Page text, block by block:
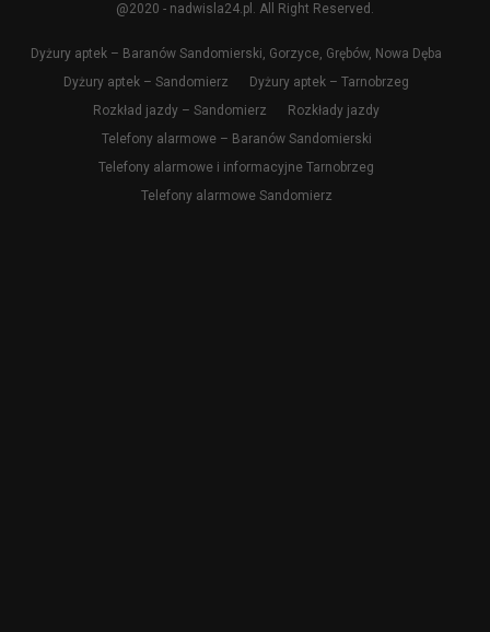
@2020 - nadwisla24.pl. All Right Reserved.
Dyżury aptek – Baranów Sandomierski, Gorzyce, Grębów, Nowa Dęba
Dyżury aptek – Sandomierz
Dyżury aptek – Tarnobrzeg
Rozkład jazdy – Sandomierz
Rozkłady jazdy
Telefony alarmowe – Baranów Sandomierski
Telefony alarmowe i informacyjne Tarnobrzeg
Telefony alarmowe Sandomierz